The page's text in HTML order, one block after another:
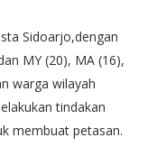
Sidoarjo,dengan
MY (20), MA (16),
warga wilayah
tindakan
membuat petasan.